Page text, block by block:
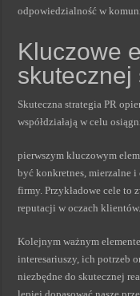
odpowiedzialność w
Kluczowe
skutecznej
Skuteczna strategia PR
współdziałają w celu
pierwszym kluczowym
być konkretnes, mierzalne
firmy. Przykładowe cele to
reputacji w oczach klientów.
Kolejnym ważnym
interesariuszy, ich potrzeb
niezbędne do skutecznej